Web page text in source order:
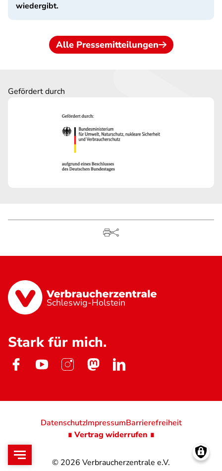
wiedergibt.
Alle Pressemitteilungen
Gefördert durch
Schleswig-Holstein
Stark für mich.
© 2026 Verbraucherzentrale e.V.
DatenschutzImpressumBarrierefreiheit
∎ Vertrag widerrufen ∎